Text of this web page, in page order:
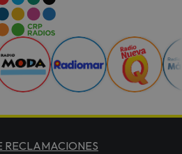
RECLAMACIONES